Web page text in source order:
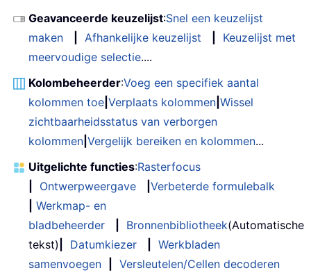
Geavanceerde keuzelijst:Snel een keuzelijst
maken
Afhankelijke keuzelijst
Keuzelijst met
meervoudige selectie....
Kolombeheerder:Voeg een specifiek aantal
kolommen toe Verplaats kolommen Wissel
zichtbaarheidsstatus van verborgen
kolommen Vergelijk bereiken en kolommen...
Uitgelichte functies:Rasterfocus
Ontwerpweergave
Verbeterde formulebalk
Werkmap- en
bladbeheerder
Bronnenbibliotheek(Automatische
tekst)
Datumkiezer
Werkbladen
samenvoegen
Versleutelen/Cellen decoderen